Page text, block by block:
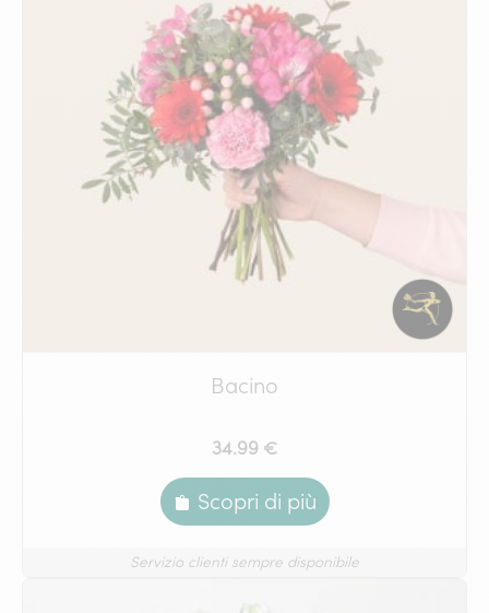
Bacino
34.99 €
Scopri di più
Servizio clienti sempre disponibile